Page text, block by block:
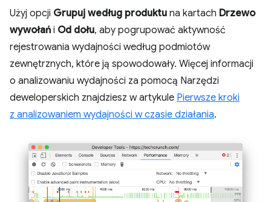
Użyj opcji Grupuj według produktu na kartach Drzewo
wywołań i Od dołu, aby pogrupować aktywność
rejestrowania wydajności według podmiotów
zewnętrznych, które ją spowodowały. Więcej informacji
o analizowaniu wydajności za pomocą Narzędzi
deweloperskich znajdziesz w artykule Pierwsze kroki
z analizowaniem wydajności w czasie działania.